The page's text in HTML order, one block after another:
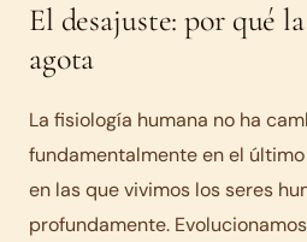
El desajuste: por qué
agota
La fisiología humana no ha
fundamentalmente en el
en las que vivimos los seres
profundamente.